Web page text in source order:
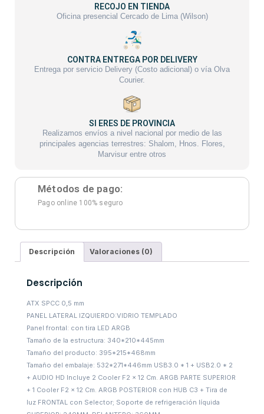
RECOJO EN TIENDA
Oficina presencial Cercado de Lima (Wilson)
CONTRA ENTREGA POR DELIVERY
Entrega por servicio Delivery (Costo adicional) o vía Olva
Courier.
SI ERES DE PROVINCIA
Realizamos envíos a nivel nacional por medio de las
principales agencias terrestres: Shalom, Hnos. Flores,
Marvisur entre otros
Métodos de pago:
Pago online 100% seguro
Descripción Valoraciones (0)
Descripción
ATX SPCC 0,5 mm
PANEL LATERAL IZQUIERDO:VIDRIO TEMPLADO
Panel frontal: con tira LED ARGB
Tamaño de la estructura: 340*210*445mm
Tamaño del producto: 395*215*468mm
Tamaño del embalaje: 532*271*446mm USB3.0 * 1 + USB2.0 * 2
+ AUDIO HD Incluye 2 Cooler F2 x 12 Cm. ARGB PARTE SUPERIOR
+ 1 Cooler F2 x 12 Cm. ARGB POSTERIOR con HUB C3 + Tira de
luz FRONTAL con Selector; Soporte de refrigeración líquida